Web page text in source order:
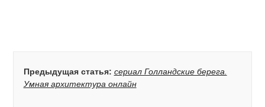
Предыдущая статья: сериал Голландские берега.
Умная архитектура онлайн